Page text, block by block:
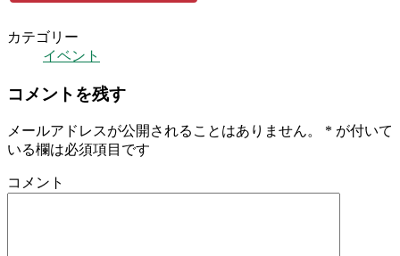
カテゴリー
イベント
コメントを残す
メールアドレスが公開されることはありません。 * が付いて
いる欄は必須項目です
コメント